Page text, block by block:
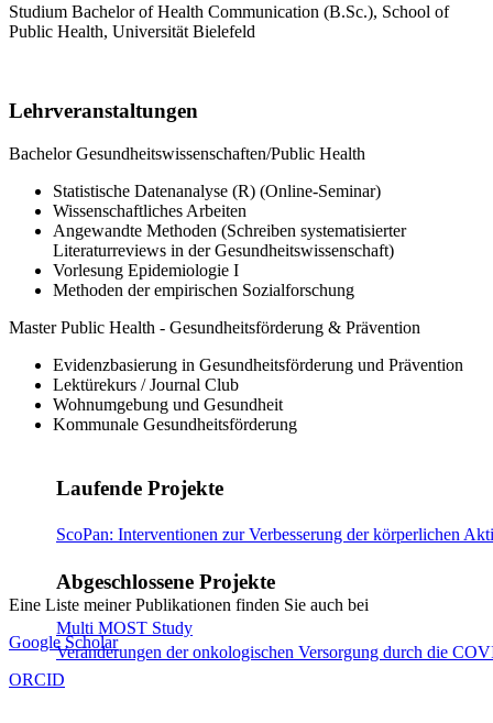
Studium Bachelor of Health Communication (B.Sc.), School of
Public Health, Universität Bielefeld
Lehrveranstaltungen
Bachelor Gesundheitswissenschaften/Public Health
Statistische Datenanalyse (R) (Online-Seminar)
Wissenschaftliches Arbeiten
Angewandte Methoden (Schreiben systematisierter
Literaturreviews in der Gesundheitswissenschaft)
Vorlesung Epidemiologie I
Methoden der empirischen Sozialforschung
Master Public Health - Gesundheitsförderung & Prävention
Evidenzbasierung in Gesundheitsförderung und Prävention
Lektürekurs / Journal Club
Wohnumgebung und Gesundheit
Kommunale Gesundheitsförderung
Laufende Projekte
ScoPan: Interventionen zur Verbesserung der körperlichen
Abgeschlossene Projekte
Multi MOST Study
Veränderungen der onkologischen Versorgung durch die
Eine Liste meiner Publikationen finden Sie auch bei
Google Scholar
ORCID